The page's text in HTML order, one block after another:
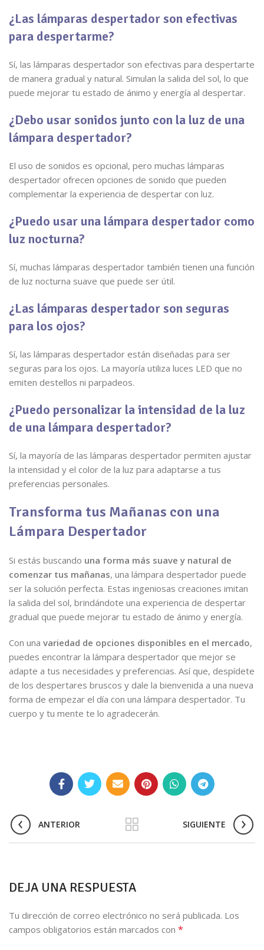
¿Las lámparas despertador son efectivas
para despertarme?
Sí, las lámparas despertador son efectivas para despertarte
de manera gradual y natural. Simulan la salida del sol, lo que
puede mejorar tu estado de ánimo y energía al despertar.
¿Debo usar sonidos junto con la luz de una
lámpara despertador?
El uso de sonidos es opcional, pero muchas lámparas
despertador ofrecen opciones de sonido que pueden
complementar la experiencia de despertar con luz.
¿Puedo usar una lámpara despertador como
luz nocturna?
Sí, muchas lámparas despertador también tienen una función
de luz nocturna suave que puede ser útil.
¿Las lámparas despertador son seguras
para los ojos?
Sí, las lámparas despertador están diseñadas para ser
seguras para los ojos. La mayoría utiliza luces LED que no
emiten destellos ni parpadeos.
¿Puedo personalizar la intensidad de la luz
de una lámpara despertador?
Sí, la mayoría de las lámparas despertador permiten ajustar
la intensidad y el color de la luz para adaptarse a tus
preferencias personales.
Transforma tus Mañanas con una
Lámpara Despertador
Si estás buscando una forma más suave y natural de
comenzar tus mañanas, una lámpara despertador puede
ser la solución perfecta. Estas ingeniosas creaciones imitan
la salida del sol, brindándote una experiencia de despertar
gradual que puede mejorar tu estado de ánimo y energía.
Con una variedad de opciones disponibles en el mercado,
puedes encontrar la lámpara despertador que mejor se
adapte a tus necesidades y preferencias. Así que, despídete
de los despertares bruscos y dale la bienvenida a una nueva
forma de empezar el día con una lámpara despertador. Tu
cuerpo y tu mente te lo agradecerán.
ANTERIOR SIGUIENTE
DEJA UNA RESPUESTA
Tu dirección de correo electrónico no será publicada. Los
campos obligatorios están marcados con *